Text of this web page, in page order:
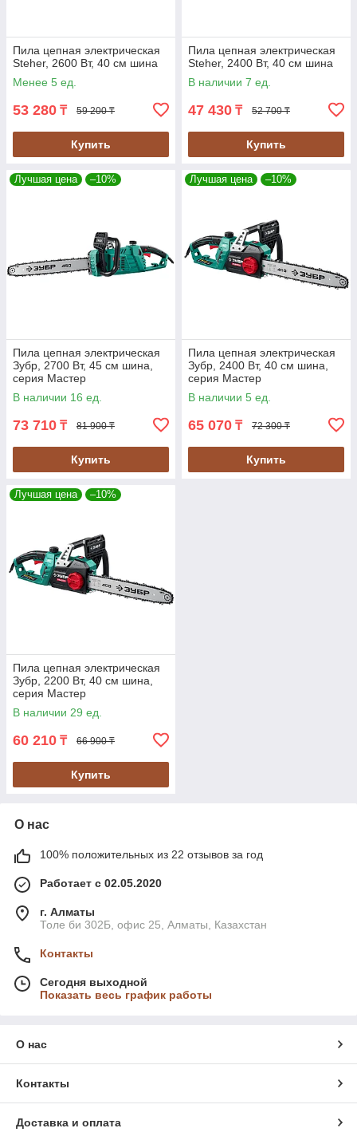
Пила цепная электрическая
Steher, 2600 Вт, 40 см шина
Менее 5 ед.
53 280 ₸ 59 200 ₸
Купить
Пила цепная электрическая
Steher, 2400 Вт, 40 см шина
В наличии 7 ед.
47 430 ₸ 52 700 ₸
Купить
Лучшая цена –10%
Пила цепная электрическая
Зубр, 2700 Вт, 45 см шина,
серия Мастер
В наличии 16 ед.
73 710 ₸ 81 900 ₸
Купить
Лучшая цена –10%
Пила цепная электрическая
Зубр, 2400 Вт, 40 см шина,
серия Мастер
В наличии 5 ед.
65 070 ₸ 72 300 ₸
Купить
Лучшая цена –10%
Пила цепная электрическая
Зубр, 2200 Вт, 40 см шина,
серия Мастер
В наличии 29 ед.
60 210 ₸ 66 900 ₸
Купить
О нас
100% положительных из 22 отзывов за год
Работает с 02.05.2020
г. Алматы
Толе би 302Б, офис 25, Алматы, Казахстан
Контакты
Сегодня выходной
Показать весь график работы
О нас
Контакты
Доставка и оплата